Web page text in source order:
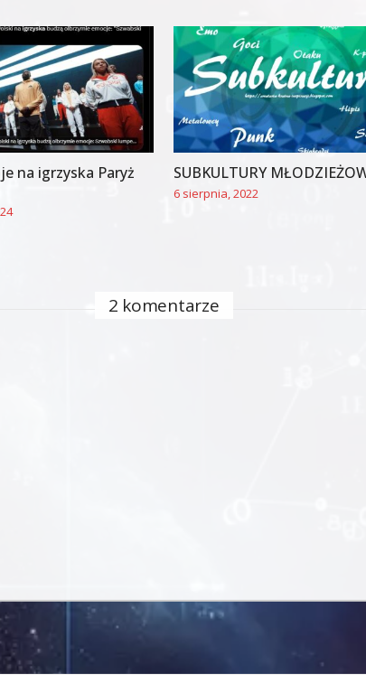
na igrzyska Paryż
SUBKULTURY
6 sierpnia, 2022
2 komentarze